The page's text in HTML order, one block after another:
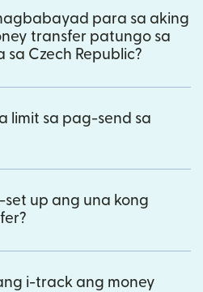
para sa aking
transfer patungo sa
sa Czech Republic?
limit sa pag-send sa
set up ang una kong
i-track ang money